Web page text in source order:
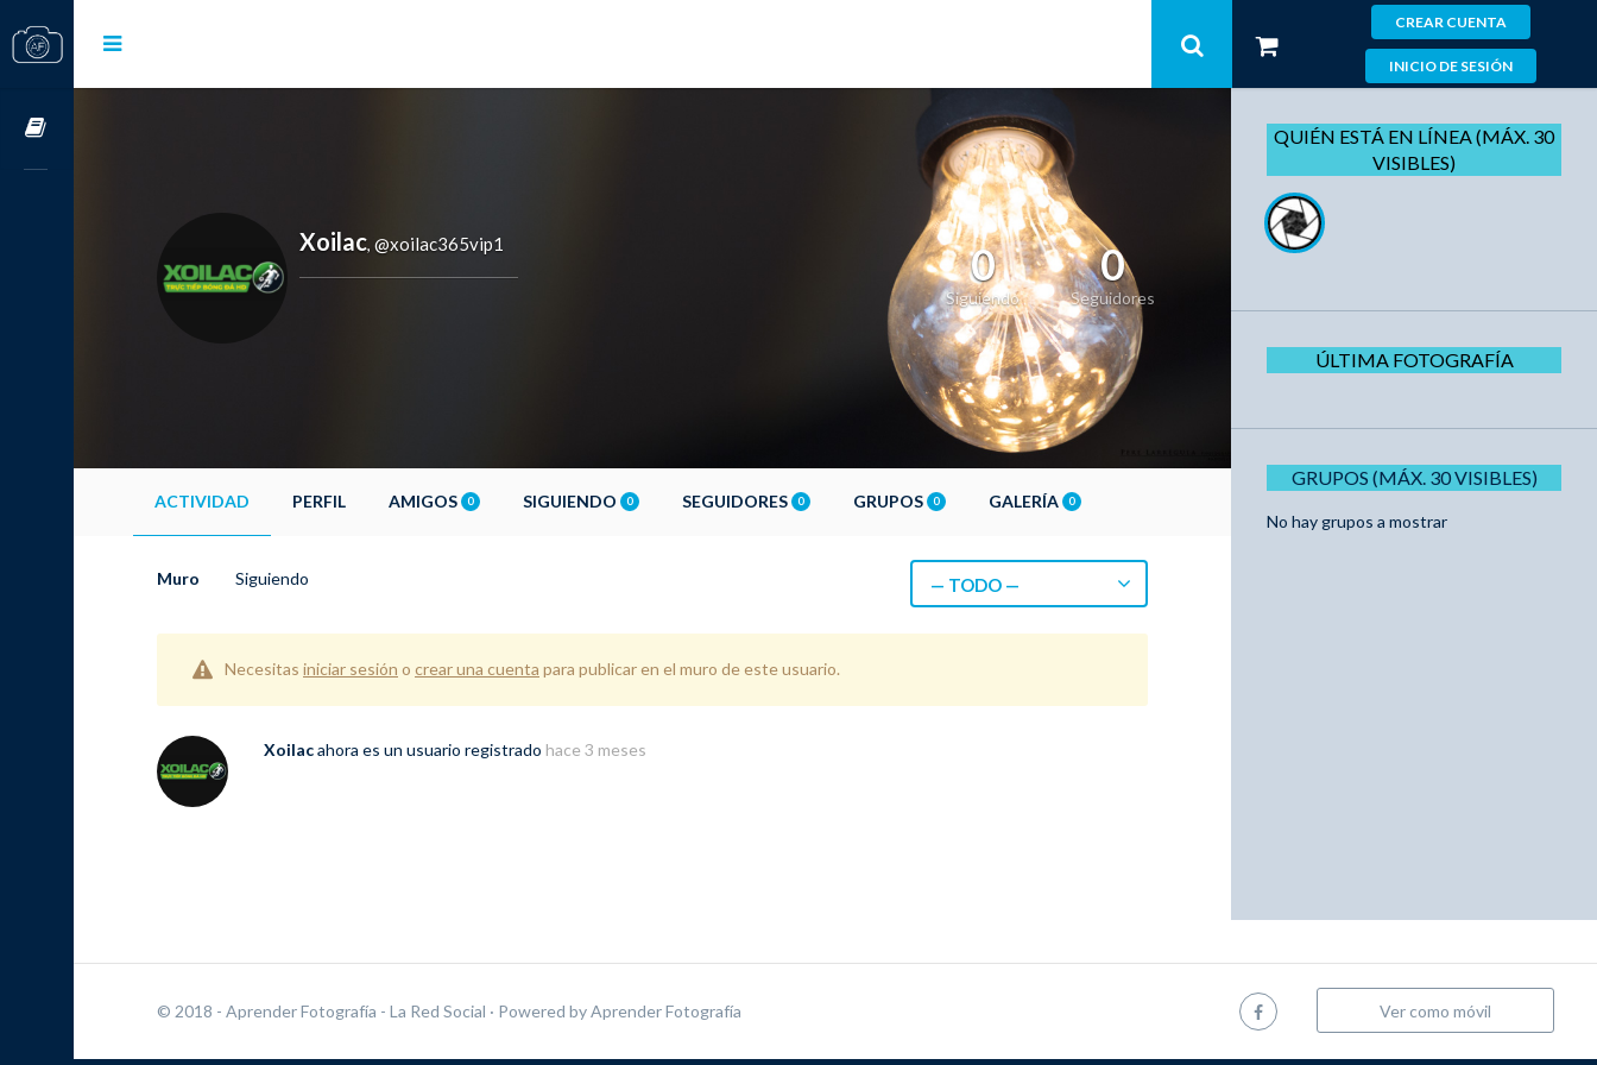
CREAR CUENTA
INICIO DE SESIÓN
Xoilac, @xoilac365vip1 0
Siguiendo
0
Seguidores
ACTIVIDAD PERFIL AMIGOS 0 SIGUIENDO 0 SEGUIDORES 0 GRUPOS 0 GALERÍA 0
Muro Siguiendo — TODO —
Necesitas iniciar sesión o crear una cuenta para publicar en el muro de este usuario.
Xoilacahora es un usuario registrado hace 3 meses
QUIÉN ESTÁ EN LÍNEA (MÁX. 30
VISIBLES)
ÚLTIMA FOTOGRAFÍA
GRUPOS (MÁX. 30 VISIBLES)
No hay grupos a mostrar
© 2018 - Aprender Fotografía - La Red Social · Powered byAprender Fotografía